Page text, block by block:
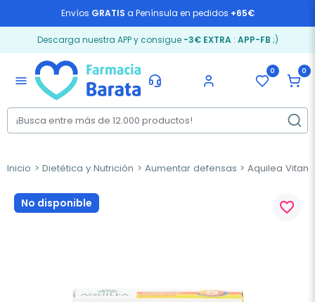
Envíos GRATIS a Península en pedidos +65€
Descarga nuestra APP y consigue -3€ EXTRA: APP-FB ;)
menu
0 0
Inicio Dietética y Nutrición Aumentar defensas Aquilea
No disponible favorite_border